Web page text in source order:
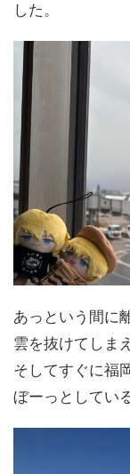
した。
あっという間に
雲を抜けてしま
そしてすぐに福
ぼーっとしてい